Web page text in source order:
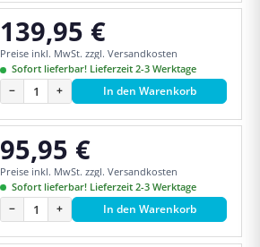
Regulärer Preis:
139,95 €
Preise inkl. MwSt. zzgl. Versandkosten
Sofort lieferbar! Lieferzeit 2-3 Werktage
− + In den Warenkorb
Regulärer Preis:
95,95 €
Preise inkl. MwSt. zzgl. Versandkosten
Sofort lieferbar! Lieferzeit 2-3 Werktage
− + In den Warenkorb